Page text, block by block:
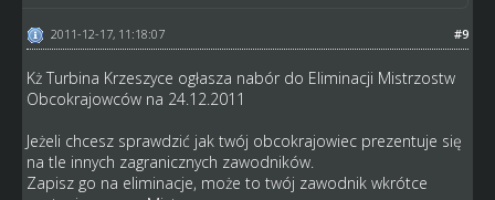
#9
2011-12-17, 11:18:07
Kż Turbina Krzeszyce ogłasza nabór do Eliminacji Mistrzostw
Obcokrajowców na 24.12.2011
Jeżeli chcesz sprawdzić jak twój obcokrajowiec prezentuje się
na tle innych zagranicznych zawodników.
Zapisz go na eliminacje, może to twój zawodnik wkrótce